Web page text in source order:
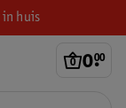
huis
0.
00